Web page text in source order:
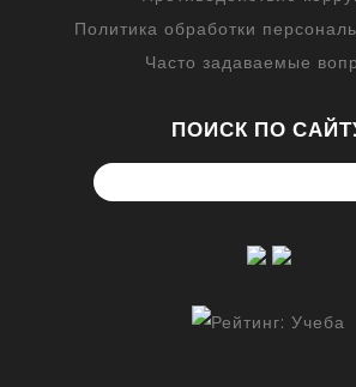
Политика обработки
Часто задаваемые
ПОИСК ПО